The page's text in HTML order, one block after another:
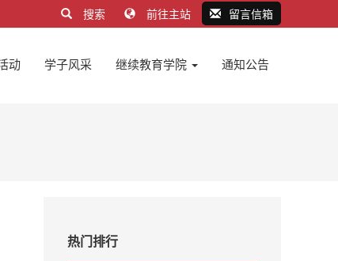
搜索 前往主站 留言信箱
动 学子风采 继续教育学院 通知公告
热门排行